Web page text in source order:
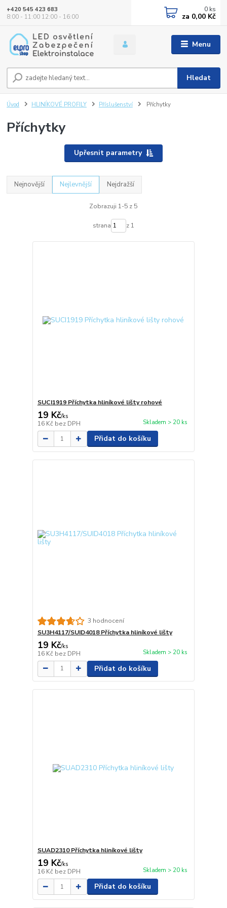
Menu
Hledat
+420 545 423 683
8:00 - 11:00 12:00 - 16:00
0 ks
za 0,00 Kč
Úvod HLINÍKOVÉ PROFILY Příslušenství Příchytky
Příchytky
Upřesnit parametry
Nejnovější Nejlevnější Nejdražší
Zobrazuji 1-5 z 5
strana z 1
SUCI1919 Příchytka hliníkové lišty rohové
19 Kč/ks
16 Kč bez DPH Skladem > 20 ks
Přidat do košíku
3 hodnocení
SU3H4117/SUID4018 Příchytka hliníkové lišty
19 Kč/ks
16 Kč bez DPH Skladem > 20 ks
Přidat do košíku
SUAD2310 Příchytka hliníkové lišty
19 Kč/ks
16 Kč bez DPH Skladem > 20 ks
Přidat do košíku